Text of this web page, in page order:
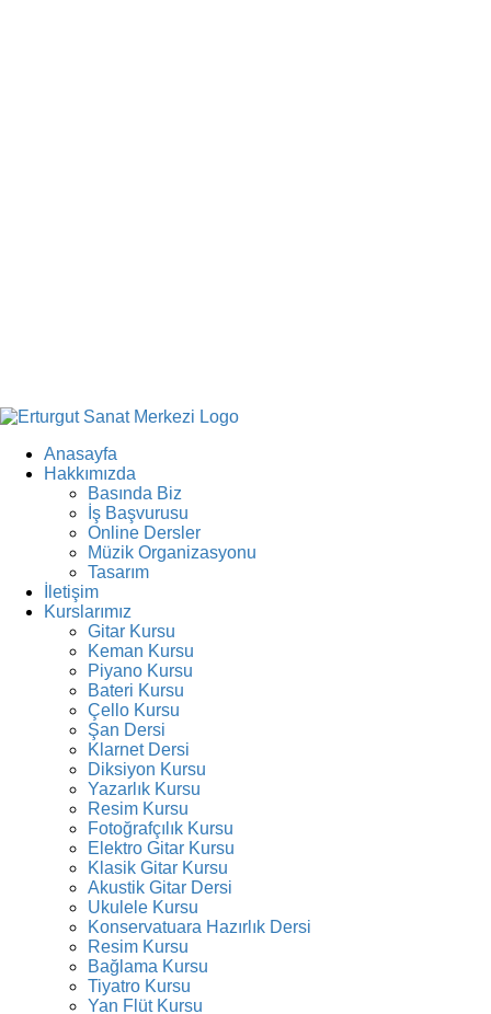
Anasayfa
Hakkımızda
Basında Biz
İş Başvurusu
Online Dersler
Müzik Organizasyonu
Tasarım
İletişim
Kurslarımız
Gitar Kursu
Keman Kursu
Piyano Kursu
Bateri Kursu
Çello Kursu
Şan Dersi
Klarnet Dersi
Diksiyon Kursu
Yazarlık Kursu
Resim Kursu
Fotoğrafçılık Kursu
Elektro Gitar Kursu
Klasik Gitar Kursu
Akustik Gitar Dersi
Ukulele Kursu
Konservatuara Hazırlık Dersi
Resim Kursu
Bağlama Kursu
Tiyatro Kursu
Yan Flüt Kursu